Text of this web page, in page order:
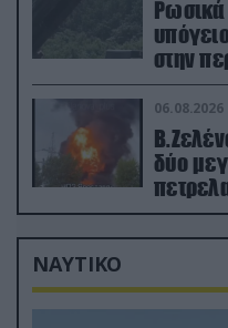
Ρωσικά
στην
(βίντεο)
06.08.2026
δύο
(βίντεο)
ΝΑΥΤΙΚΟ